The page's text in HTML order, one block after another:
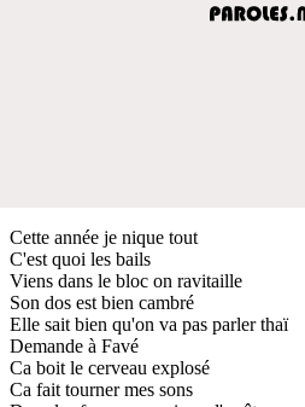
Cette année je nique tout
C'est quoi les bails
Viens dans le bloc on ravitaille
Son dos est bien cambré
Elle sait bien qu'on va pas parler thaï
Demande à Favé
Ca boit le cerveau explosé
Ca fait tourner mes sons